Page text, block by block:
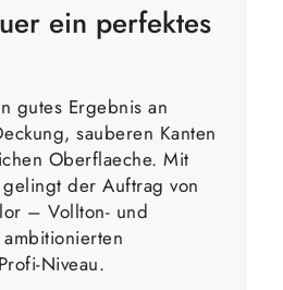
ein perfektes
gutes Ergebnis an
sauberen Kanten
Oberflaeche. Mit
der Auftrag von
– Vollton- und
Niveau.